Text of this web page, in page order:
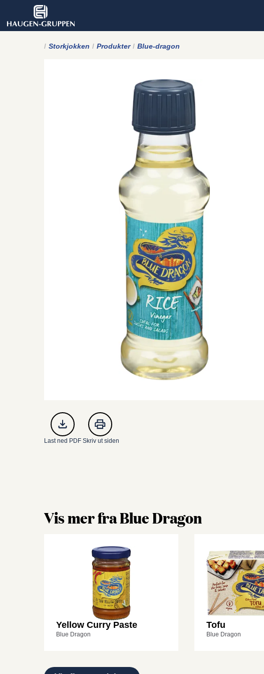
Storkjokken Produkter Blue-dragon
Last ned PDF Skriv ut siden
Vis mer fra Blue Dragon
Yellow Curry Paste
Blue Dragon
Tofu
Blue Dragon